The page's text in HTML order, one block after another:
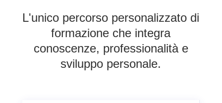
L'unico percorso personalizzato di
formazione che integra
conoscenze, professionalità e
sviluppo personale.